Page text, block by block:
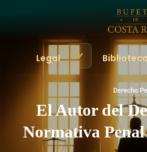
Legal
Derecho
El Autor del
Normativa